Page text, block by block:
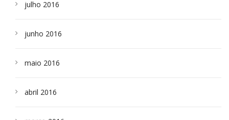
julho 2016
junho 2016
maio 2016
abril 2016